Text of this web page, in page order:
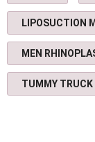
LIPOSUCTION
MEN
TUMMY TRUCK